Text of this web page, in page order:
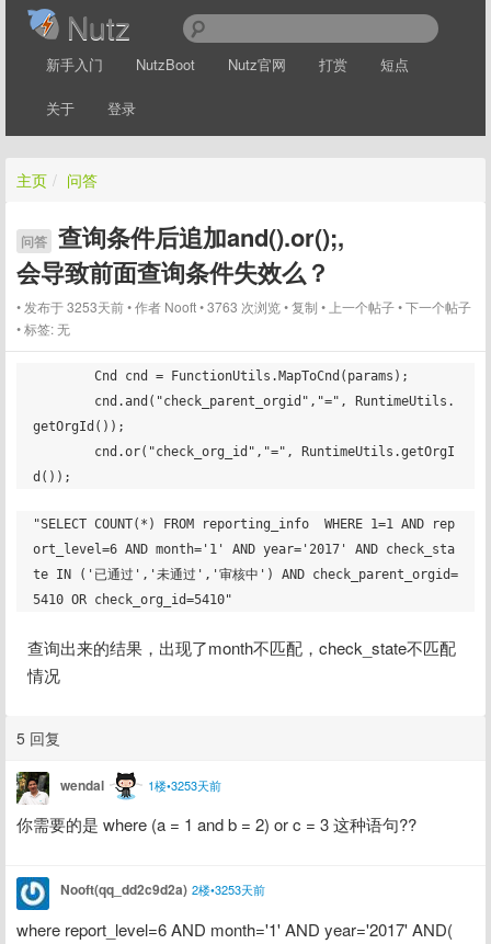
Nutz
新手入门 NutzBoot Nutz官网 打赏 短点
关于 登录
主页 / 问答
问答 查询条件后追加and().or();,
会导致前面查询条件失效么？
发布于 3253天前 作者 Nooft 3763 次浏览 复制 上一个帖子 下一个帖子
标签:无
getOrgId());
"SELECT COUNT(*) FROM reporting_info  WHERE 1=1 AND rep
ort_level=6 AND month='1' AND year='2017' AND check_sta
te IN ('已通过','未通过','审核中') AND check_parent_orgid=
查询出来的结果，出现了month不匹配，check_state不匹配
情况
5 回复
wendal 1楼•3253天前
你需要的是 where (a = 1 and b = 2) or c = 3 这种语句??
Nooft(qq_dd2c9d2a) 2楼•3253天前
where report_level=6 AND month='1' AND year='2017' AND(